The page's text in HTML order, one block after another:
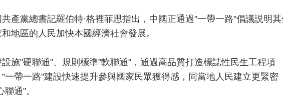
產黨總書記羅伯特·格裡菲思指出，中國正通過"一帶一路"倡議説明
和地區的人民加快本國經濟社會發展。
設施"硬聯通"、規則標準"軟聯通"，通過高品質打造標誌性民生工程項
"一帶一路"建設快速提升參與國家民眾獲得感，同當地人民建立更緊密
聯通"。